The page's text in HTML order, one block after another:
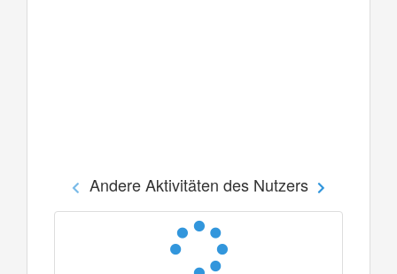
Andere Aktivitäten des Nutzers